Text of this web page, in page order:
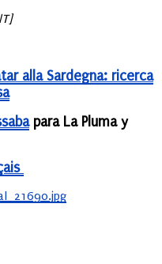
alla Sardegna: ricerca
para La Pluma y